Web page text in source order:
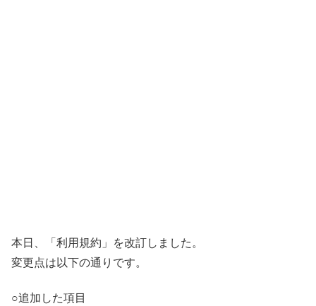
本日、「利用規約」を改訂しました。
変更点は以下の通りです。
○追加した項目